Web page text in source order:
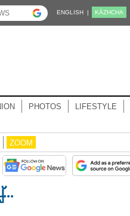
ENGLISH | KĀZHCHA
PHOTOS LIFESTYLE
ZOOM